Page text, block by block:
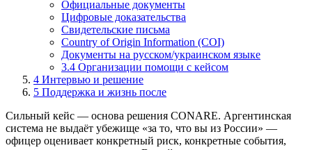
Официальные документы
Цифровые доказательства
Свидетельские письма
Country of Origin Information (COI)
Документы на русском/украинском языке
3.4 Организации помощи с кейсом
4 Интервью и решение
5 Поддержка и жизнь после
Сильный кейс — основа решения CONARE. Аргентинская
система не выдаёт убежище «за то, что вы из России» —
офицер оценивает конкретный риск, конкретные события,